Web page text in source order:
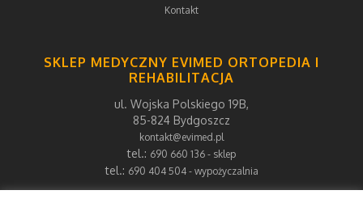
Kontakt
SKLEP MEDYCZNY EVIMED ORTOPEDIA I
REHABILITACJA
ul. Wojska Polskiego 19B,
85-824 Bydgoszcz
kontakt@evimed.pl
tel.: 690 660 136 - sklep
tel.: 690 404 504 - wypożyczalnia